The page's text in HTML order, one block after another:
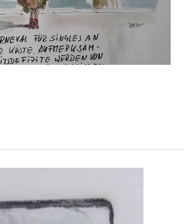
Singles: Das Karneval-Matjes